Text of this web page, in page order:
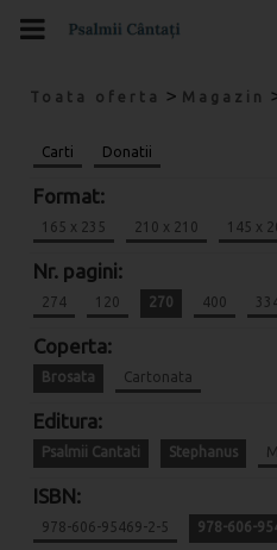
Toata oferta > Magazin
Carti Donatii
Format:
165 x 235 210 x 210 145 x
Nr. pagini:
274 120 270 400
Coperta:
Brosata Cartonata
Editura:
Psalmii Cantati Stephanus
ISBN:
978-606-95469-2-5 978-606-